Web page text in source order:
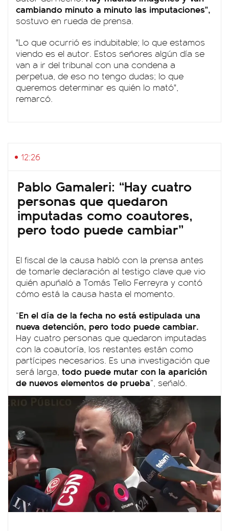
cambiando minuto a minuto las imputaciones",
sostuvo en rueda de prensa.
"Lo que ocurrió es indubitable; lo que estamos
viendo es el autor. Estos señores algún día se
van a ir del tribunal con una condena a
perpetua, de eso no tengo dudas; lo que
queremos determinar es quién lo mató",
remarcó.
12:26
Pablo Gamaleri: “Hay cuatro
personas que quedaron
imputadas como coautores,
pero todo puede cambiar”
El fiscal de la causa habló con la prensa antes
de tomarle declaración al testigo clave que vio
quién apuñaló a Tomás Tello Ferreyra y contó
cómo está la causa hasta el momento.
“En el día de la fecha no está estipulada una
nueva detención, pero todo puede cambiar.
Hay cuatro personas que quedaron imputadas
con la coautoría, los restantes están como
partícipes necesarios. Es una investigación que
será larga, todo puede mutar con la aparición
de nuevos elementos de prueba”, señaló.